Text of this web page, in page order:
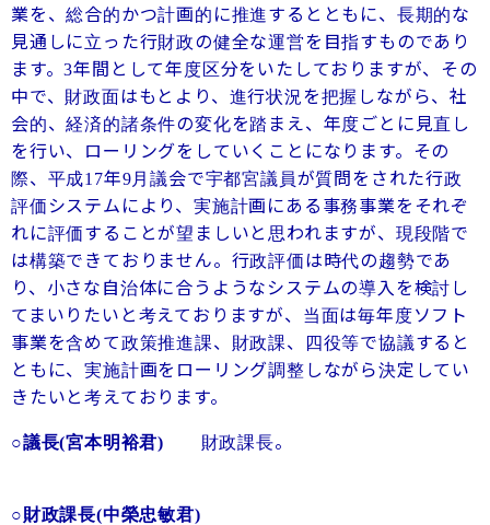
業を、総合的かつ計画的に推進するとともに、長期的な
見通しに立った行財政の健全な運営を目指すものであり
ます。3年間として年度区分をいたしておりますが、その
中で、財政面はもとより、進行状況を把握しながら、社
会的、経済的諸条件の変化を踏まえ、年度ごとに見直し
を行い、ローリングをしていくことになります。その
際、平成17年9月議会で宇都宮議員が質問をされた行政
評価システムにより、実施計画にある事務事業をそれぞ
れに評価することが望ましいと思われますが、現段階で
は構築できておりません。行政評価は時代の趨勢であ
り、小さな自治体に合うようなシステムの導入を検討し
てまいりたいと考えておりますが、当面は毎年度ソフト
事業を含めて政策推進課、財政課、四役等で協議すると
ともに、実施計画をローリング調整しながら決定してい
きたいと考えております。
○議長(宮本明裕君) 財政課長。
○財政課長(中榮忠敏君)